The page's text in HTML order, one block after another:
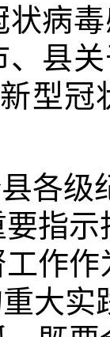
病
、县
型
各级
指
作作
大